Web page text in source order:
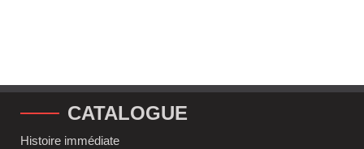
CATALOGUE
Histoire immédiate